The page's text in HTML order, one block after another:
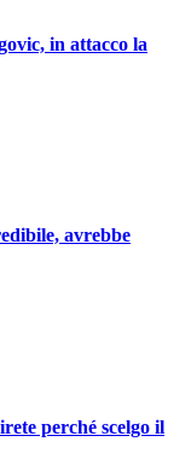
in attacco la
avrebbe
perché scelgo il